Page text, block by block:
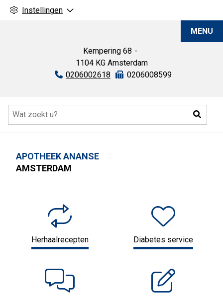
Instellingen
Kempering68
1104 KG Amsterdam
Tel:
0206002618 Fax:
0206008599
MENU
APOTHEEK ANANSE
AMSTERDAM
Herhaalrecepten Diabetes service